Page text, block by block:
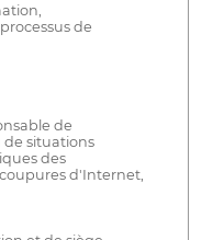
de
de
de situations
des
d'Internet,